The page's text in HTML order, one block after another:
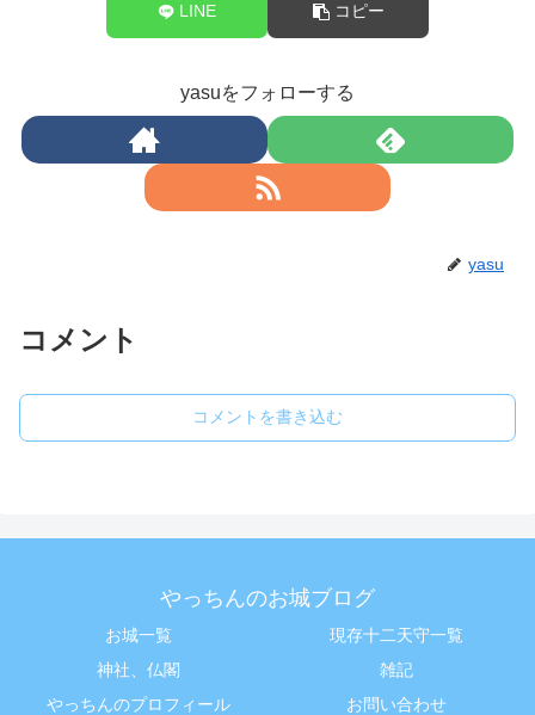
LINE コピー
yasuをフォローする
yasu
コメント
コメントを書き込む
やっちんのお城ブログ
お城一覧
現存十二天守一覧
神社、仏閣
雑記
やっちんのプロフィール
お問い合わせ